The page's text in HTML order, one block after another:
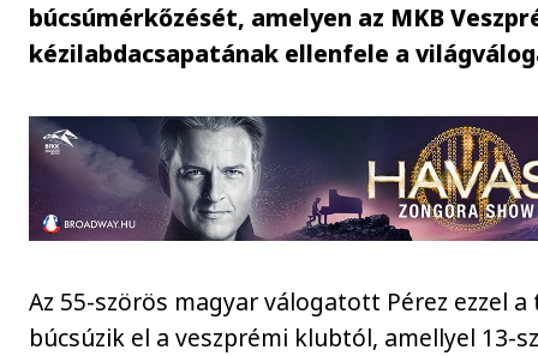
búcsúmérkőzését, amelyen az MKB
kézilabdacsapatának ellenfele a
Az 55-szörös magyar válogatott Pérez ezzel
búcsúzik el a veszprémi klubtól, amellyel 13-